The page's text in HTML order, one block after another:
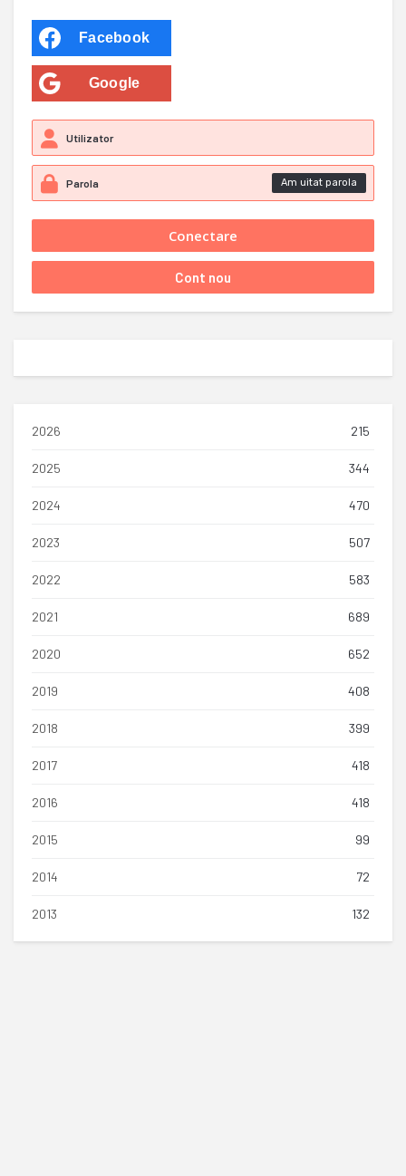
Facebook
Google
Am uitat parola
2026 215
2025 344
2024 470
2023 507
2022 583
2021 689
2020 652
2019 408
2018 399
2017 418
2016 418
2015 99
2014 72
2013 132